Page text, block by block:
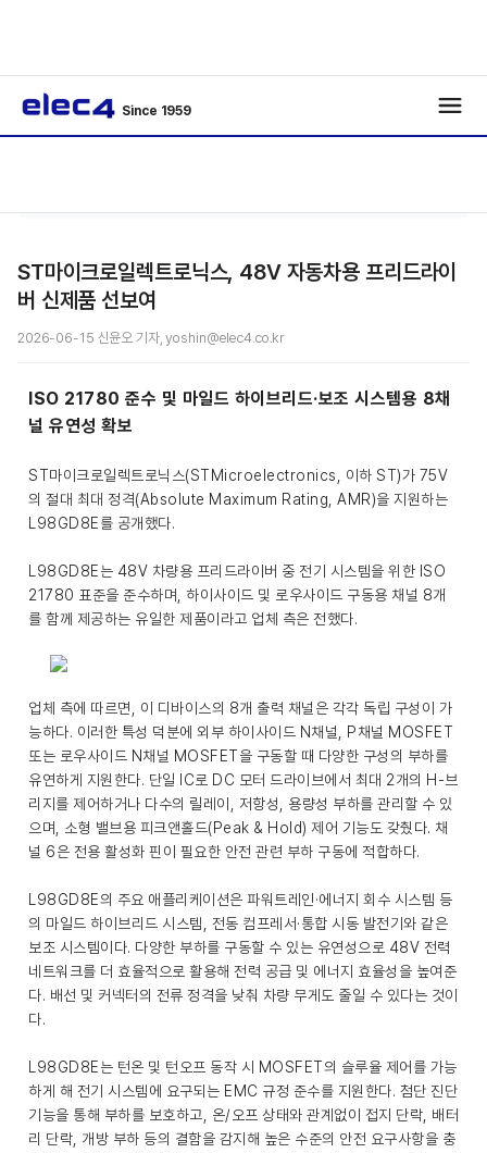
Since 1959
ST마이크로일렉트로닉스, 48V 자동차용 프리드라이
버 신제품 선보여
2026-06-15 신윤오 기자, yoshin@elec4.co.kr
ISO 21780 준수 및 마일드 하이브리드·보조 시스템용 8채
널 유연성 확보
ST마이크로일렉트로닉스(STMicroelectronics, 이하 ST)가 75V
의 절대 최대 정격(Absolute Maximum Rating, AMR)을 지원하는
L98GD8E를 공개했다.
L98GD8E는 48V 차량용 프리드라이버 중 전기 시스템을 위한 ISO
21780 표준을 준수하며, 하이사이드 및 로우사이드 구동용 채널 8개
를 함께 제공하는 유일한 제품이라고 업체 측은 전했다.
업체 측에 따르면, 이 디바이스의 8개 출력 채널은 각각 독립 구성이 가
능하다. 이러한 특성 덕분에 외부 하이사이드 N채널, P채널 MOSFET
또는 로우사이드 N채널 MOSFET을 구동할 때 다양한 구성의 부하를
유연하게 지원한다. 단일 IC로 DC 모터 드라이브에서 최대 2개의 H-브
리지를 제어하거나 다수의 릴레이, 저항성, 용량성 부하를 관리할 수 있
으며, 소형 밸브용 피크앤홀드(Peak & Hold) 제어 기능도 갖췄다. 채
널 6은 전용 활성화 핀이 필요한 안전 관련 부하 구동에 적합하다.
L98GD8E의 주요 애플리케이션은 파워트레인·에너지 회수 시스템 등
의 마일드 하이브리드 시스템, 전동 컴프레서·통합 시동 발전기와 같은
보조 시스템이다. 다양한 부하를 구동할 수 있는 유연성으로 48V 전력
네트워크를 더 효율적으로 활용해 전력 공급 및 에너지 효율성을 높여준
다. 배선 및 커넥터의 전류 정격을 낮춰 차량 무게도 줄일 수 있다는 것이
다.
L98GD8E는 턴온 및 턴오프 동작 시 MOSFET의 슬루율 제어를 가능
하게 해 전기 시스템에 요구되는 EMC 규정 준수를 지원한다. 첨단 진단
기능을 통해 부하를 보호하고, 온/오프 상태와 관계없이 접지 단락, 배터
리 단락, 개방 부하 등의 결함을 감지해 높은 수준의 안전 요구사항을 충